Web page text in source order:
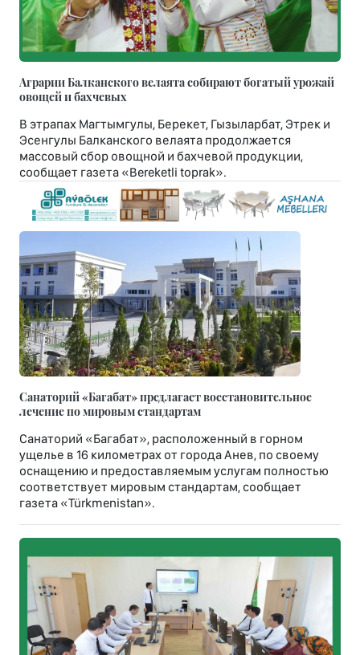
Аграрии Балканского велаята собирают богатый урожай
овощей и бахчевых
В этрапах Магтымгулы, Берекет, Гызыларбат, Этрек и
Эсенгулы Балканского велаята продолжается
массовый сбор овощной и бахчевой продукции,
сообщает газета «Bereketli toprak».
Санаторий «Багабат» предлагает восстановительное
лечение по мировым стандартам
Санаторий «Багабат», расположенный в горном
ущелье в 16 километрах от города Анев, по своему
оснащению и предоставляемым услугам полностью
соответствует мировым стандартам, сообщает
газета «Türkmenistan».